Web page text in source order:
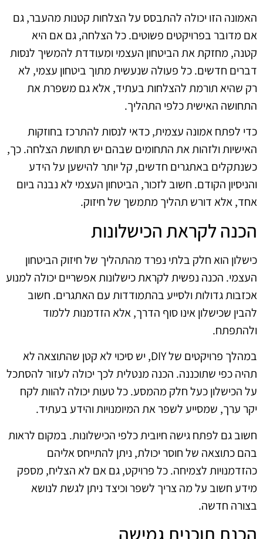
האמונה הזו יכולה להתבסס על הצלחות קטנות מהעבר, גם
אם מדובר בפרויקטים פשוטים. כל הצלחה, גם אם היא
קטנה, מחזקת את הביטחון העצמי ומעודדת להמשיך לנסות
דברים חדשים. כל פעולה שנעשית מתוך ביטחון עצמי, לא
רק שהיא תורמת להצלחות בעתיד, אלא גם משפרת את
התחושה האישית כלפי התהליך.
כדי לפתח אמונה עצמית, כדאי לנסות להתרכז בחוזקות
האישיות ולזהות את התחומים שבהם יש תחושת הצלחה. כך,
כשנתקלים באתגרים חדשים, קל יותר להישען על הידע
והניסיון הקודם. חשוב לזכור, הביטחון העצמי לא נבנה ביום
אחד, אלא דורש תהליך מתמשך של חיזוק.
הכנה לקראת הכישלונות
כישלון הוא חלק בלתי נפרד מהתהליך של חיזוק הביטחון
העצמי. הכנה נפשית לקראת כישלונות אפשריים יכולה למנוע
אכזבות גדולות ולסייע בהתמודדות עם האתגרים. חשוב
להבין שכישלון אינו סוף הדרך, אלא הזדמנות ללמוד
ולהתפתח.
במהלך פרויקטים של DIY, יש סיכוי לא קטן שהתוצאה לא
תהיה כפי שתוכננה. הכנה מנטלית לכך יכולה לעזור להסתכל
על הכישלון כעל חלק מהמסע. כל טעות יכולה להוות לקח
יקר ערך, שמסייע לשפר את המיומנויות והידע בעתיד.
חשוב גם לפתח גישה חיובית כלפי הכישלונות. במקום לראות
בהם כתוצאה של חוסר יכולת, ניתן להתייחס אליהם
כהזדמנויות לצמיחה. כל פרויקט, גם אם לא הצליח, מספק
מידע חשוב על מה צריך לשפר וכיצד ניתן לגשת לנושא
בצורה חדשה.
הכנת תוכנית גמישה